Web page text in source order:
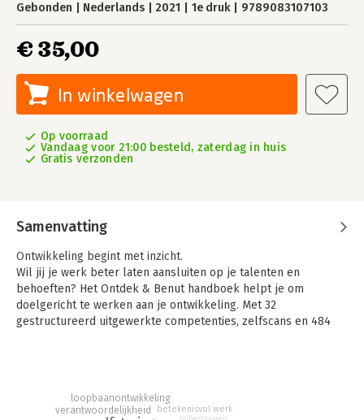
Gebonden Nederlands 2021 1e druk 9789083107103
€ 35,00
In winkelwagen
Op voorraad
Vandaag voor 21:00 besteld, zaterdag in huis
Gratis verzonden
Samenvatting
Ontwikkeling begint met inzicht.
Wil jij je werk beter laten aansluiten op je talenten en
behoeften? Het Ontdek & Benut handboek helpt je om
doelgericht te werken aan je ontwikkeling. Met 32
gestructureerd uitgewerkte competenties, zelfscans en 484
- Een overzicht van 32 competenties met uitleg over hun
belang en toepassing.
verantwoordelijkheid
loopbaanontwikkeling
betekenisvol werk
zelfvertrouwen